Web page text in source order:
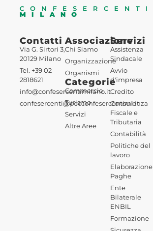
CONFESERCENTI
MILANO
Contatti
Via G. Sirtori 3,
20129 Milano
Tel. +39 02
2818621
info@confesercentimilano.it
confesercenti@pecconfesercentimi.it
Associazione
Chi Siamo
Organizzazione
Organismi
Categorie
Commercio
Turismo
Servizi
Altre Aree
Servizi
Assistenza
Sindacale
Avvio
d'impresa
Credito
Consulenza
Fiscale e
Tributaria
Contabilità
Politiche del
lavoro
Elaborazione
Paghe
Ente
Bilaterale
ENBIL
Formazione